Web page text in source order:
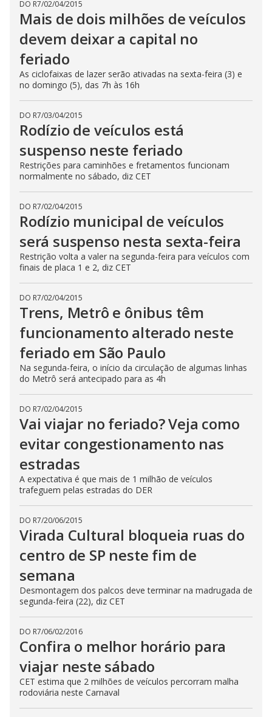
DO R7/02/04/2015
Mais de dois milhões de veículos
devem deixar a capital no
feriado
As ciclofaixas de lazer serão ativadas na sexta-feira (3) e
no domingo (5), das 7h às 16h
DO R7/03/04/2015
Rodízio de veículos está
suspenso neste feriado
Restrições para caminhões e fretamentos funcionam
normalmente no sábado, diz CET
DO R7/02/04/2015
Rodízio municipal de veículos
será suspenso nesta sexta-feira
Restrição volta a valer na segunda-feira para veículos com
finais de placa 1 e 2, diz CET
DO R7/02/04/2015
Trens, Metrô e ônibus têm
funcionamento alterado neste
feriado em São Paulo
Na segunda-feira, o início da circulação de algumas linhas
do Metrô será antecipado para as 4h
DO R7/02/04/2015
Vai viajar no feriado? Veja como
evitar congestionamento nas
estradas
A expectativa é que mais de 1 milhão de veículos
trafeguem pelas estradas do DER
DO R7/20/06/2015
Virada Cultural bloqueia ruas do
centro de SP neste fim de
semana
Desmontagem dos palcos deve terminar na madrugada de
segunda-feira (22), diz CET
DO R7/06/02/2016
Confira o melhor horário para
viajar neste sábado
CET estima que 2 milhões de veículos percorram malha
rodoviária neste Carnaval